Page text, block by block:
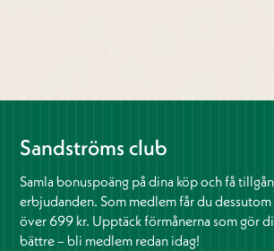
Sandströms club
Samla bonuspoäng på dina köp och få
erbjudanden. Som medlem får du
över 699 kr. Upptäck förmånerna som gör
bättre – bli medlem redan idag!